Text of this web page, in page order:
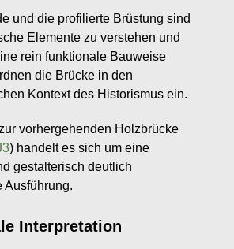
und die profilierte Brüstung sind
Elemente zu verstehen und
rein funktionale Bauweise
die Brücke in den
Kontext des Historismus ein.
vorhergehenden Holzbrücke
) handelt es sich um eine
gestalterisch deutlich
Ausführung.
Interpretation